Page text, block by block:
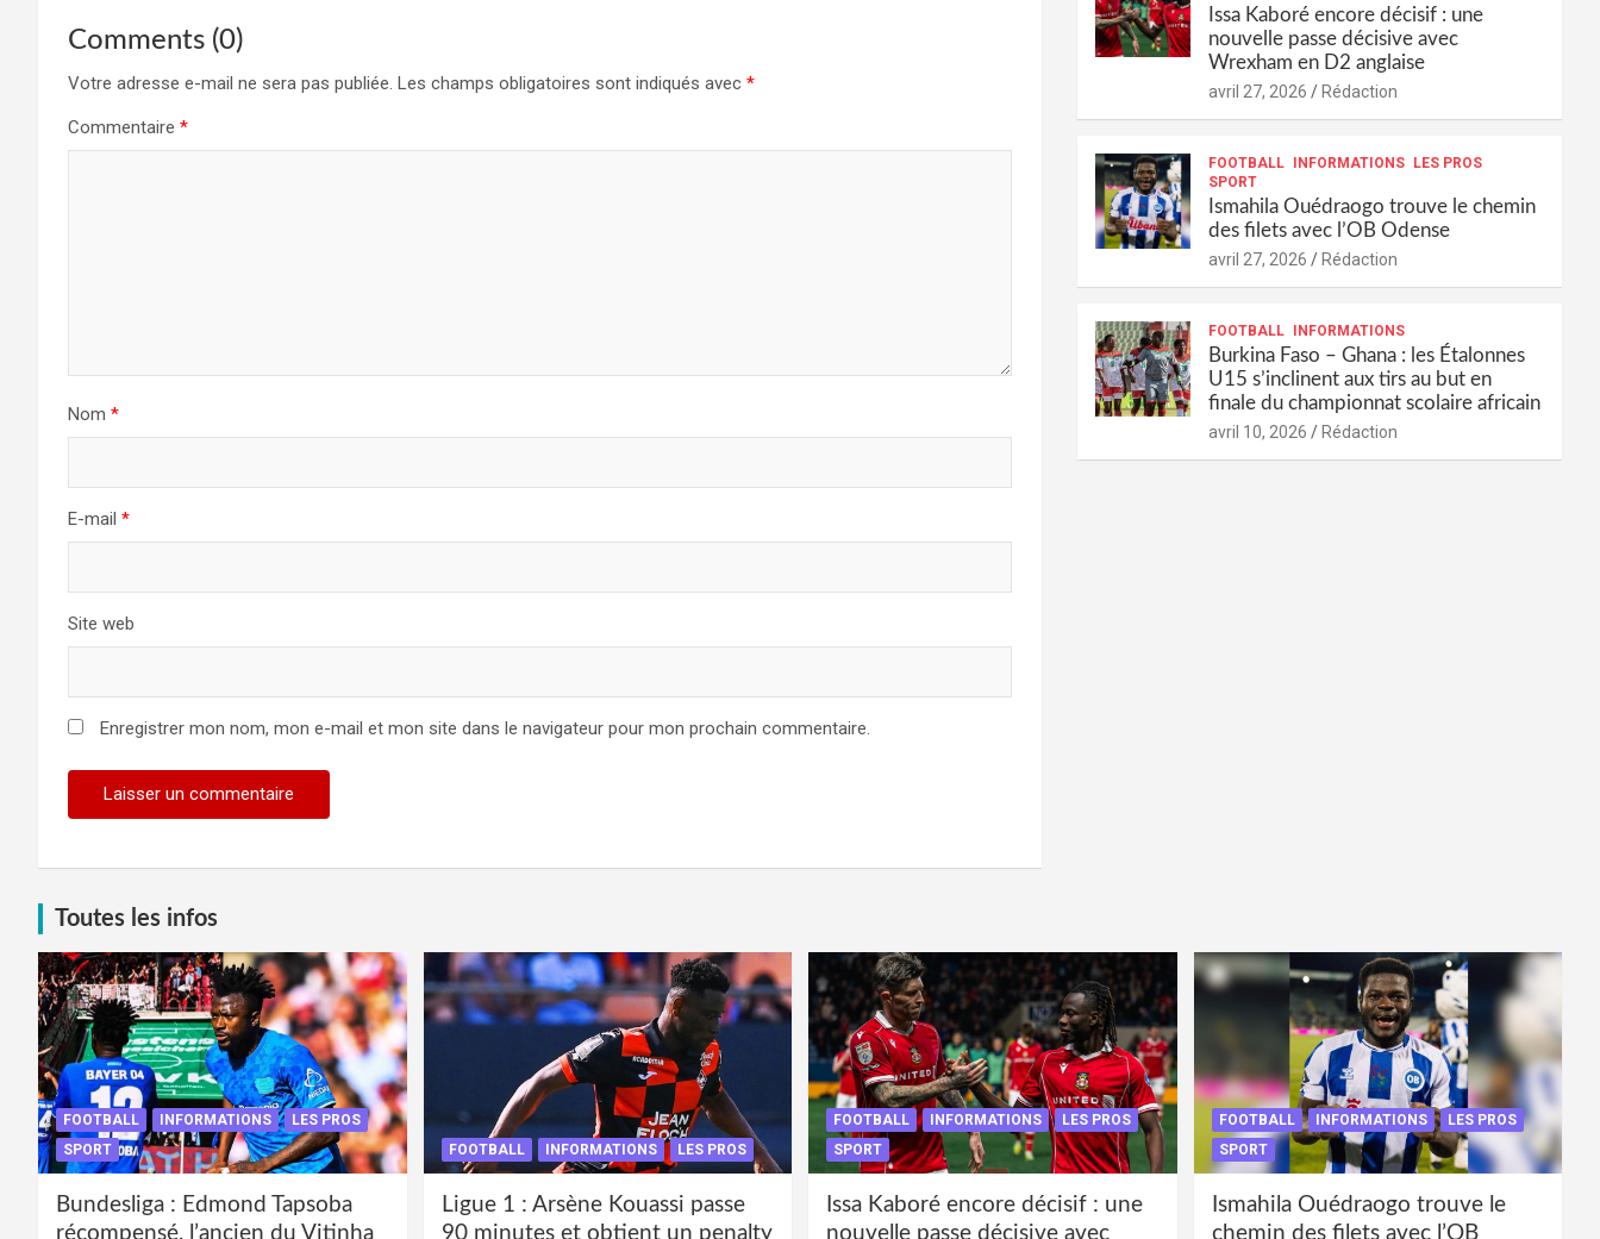
Comments (0)
Votre adresse e-mail ne sera pas publiée. Les champs obligatoires sont indiqués avec *
Commentaire *
Nom *
E-mail *
Site web
Enregistrer mon nom, mon e-mail et mon site dans le navigateur pour mon prochain commentaire.
Issa Kaboré encore décisif : une
nouvelle passe décisive avec
Wrexham en D2 anglaise
avril 27, 2026 Rédaction
FOOTBALL INFORMATIONS
LES PROS
SPORT
Ismahila Ouédraogo trouve le chemin
des filets avec l’OB Odense
avril 27, 2026 Rédaction
FOOTBALL INFORMATIONS
Burkina Faso – Ghana : les Étalonnes
U15 s’inclinent aux tirs au but en
finale du championnat scolaire africain
avril 10, 2026 Rédaction
Toutes les infos
FOOTBALL INFORMATIONS
LES PROS
SPORT
Bundesliga : Edmond Tapsoba
récompensé, l’ancien du Vitinha
FOOTBALL INFORMATIONS LES PROS
Ligue 1 : Arsène Kouassi passe
90 minutes et obtient un penalty
FOOTBALL INFORMATIONS
LES PROS
SPORT
Issa Kaboré encore décisif : une
nouvelle passe décisive avec
FOOTBALL INFORMATIONS
LES PROS
SPORT
Ismahila Ouédraogo trouve le
chemin des filets avec l’OB